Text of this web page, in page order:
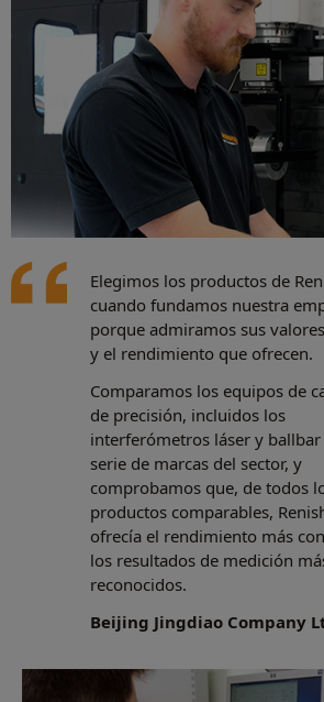
Elegimos los productos de
cuando fundamos nuestra
porque admiramos sus
y el rendimiento que ofrecen.
Comparamos los equipos de
de precisión, incluidos los
interferómetros láser y
serie de marcas del sector, y
comprobamos que, de todos
productos comparables,
ofrecía el rendimiento más
los resultados de medición
reconocidos.
Beijing Jingdiao Company